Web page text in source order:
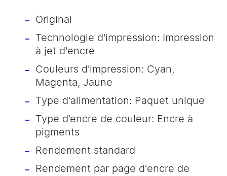
Original
Technologie d'impression: Impression
à jet d'encre
Couleurs d'impression: Cyan,
Magenta, Jaune
Type d'alimentation: Paquet unique
Type d’encre de couleur: Encre à
pigments
Rendement standard
Rendement par page d'encre de